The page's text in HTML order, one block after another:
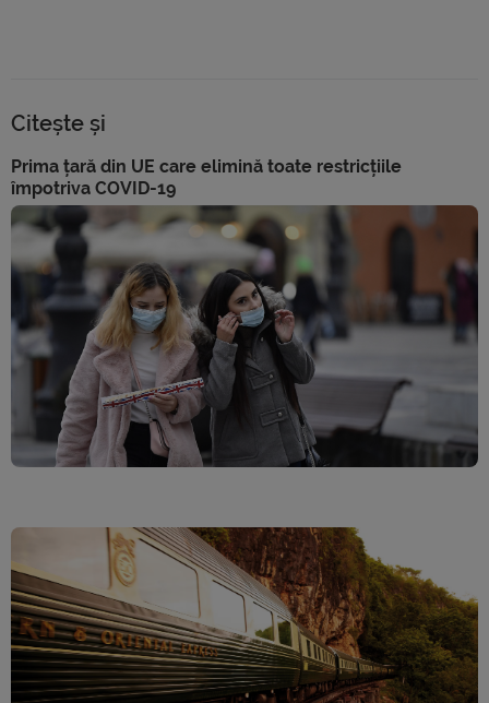
Citește și
Prima țară din UE care elimină toate restricțiile
împotriva COVID-19